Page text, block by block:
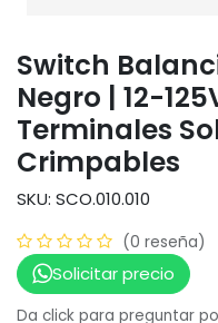
Switch
Negro | 12-
Terminales
Crimpables
SKU: SCO.010.010
(0 reseña)
Solicitar precio
Da click para preguntar